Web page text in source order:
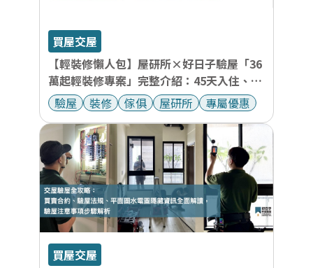
買屋交屋
【輕裝修懶人包】屋研所×好日子驗屋「36
萬起輕裝修專案」完整介紹：45天入住、含
家具、價格透明！
驗屋 裝修 傢俱 屋研所 專屬優惠
買屋交屋